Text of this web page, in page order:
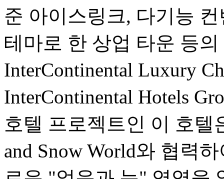
준 아이스링크, 다기능
테마로 한 상업 타운 등
InterContinental Luxury
InterContinental Hotels
호텔 프로젝트인 이 호텔
and Snow World와 협력